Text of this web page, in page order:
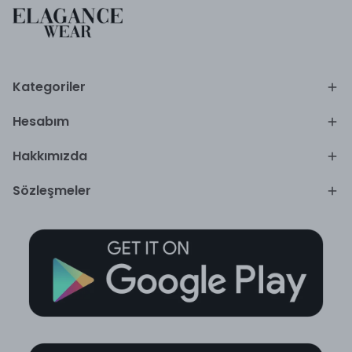
Kategoriler
Hesabım
Hakkımızda
Sözleşmeler